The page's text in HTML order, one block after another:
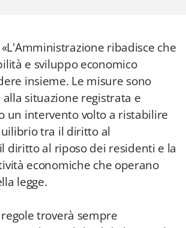
ribadisce che
e sviluppo economico
insieme. Le misure sono
situazione registrata e
un intervento volto a ristabilire
tra il diritto al
diritto al riposo dei residenti e la
economiche che operano
legge.
troverà sempre